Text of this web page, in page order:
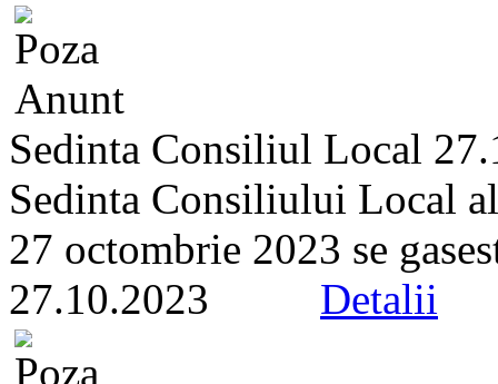
Sedinta Consiliul Local
Sedinta Consiliului Local
27 octombrie 2023 se
27.10.2023 Detalii